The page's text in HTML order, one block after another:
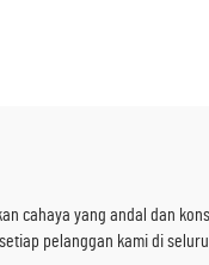
cahaya yang andal dan
pelanggan kami di